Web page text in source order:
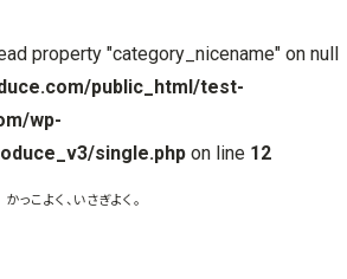
property "category_nicename" on null
public_html/test-
wp-
single.php on line 12
かっこよく、いさぎよく。